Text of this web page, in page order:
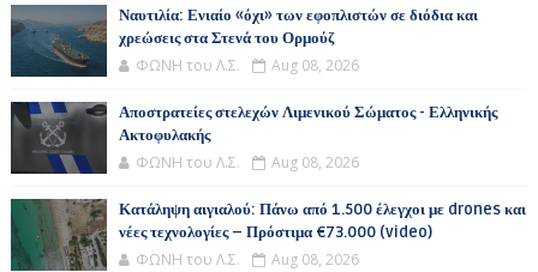
Ναυτιλία: Ενιαίο «όχι» των εφοπλιστών σε διόδια και
χρεώσεις στα Στενά του Ορμούζ
ΦΩΝΗ του Λ.Σ. Aug 08, 2026
Αποστρατείες στελεχών Λιμενικού Σώματος - Ελληνικής
Ακτοφυλακής
ΦΩΝΗ του Λ.Σ. Aug 08, 2026
Κατάληψη αιγιαλού: Πάνω από 1.500 έλεγχοι με drones και
νέες τεχνολογίες – Πρόστιμα €73.000 (video)
ΦΩΝΗ του Λ.Σ. Aug 08, 2026